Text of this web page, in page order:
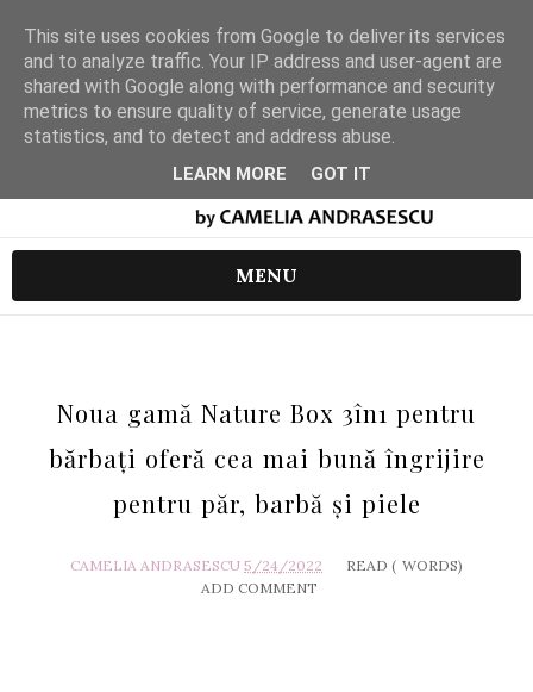
MENU
Noua gamă Nature Box 3în1 pentru
bărbați oferă cea mai bună îngrijire
pentru păr, barbă și piele
CAMELIA ANDRASESCU 5/24/2022 READ ( WORDS)
ADD COMMENT
This site uses cookies from Google to deliver its services
and to analyze traffic. Your IP address and user-agent are
shared with Google along with performance and security
metrics to ensure quality of service, generate usage
statistics, and to detect and address abuse.
LEARN MORE GOT IT